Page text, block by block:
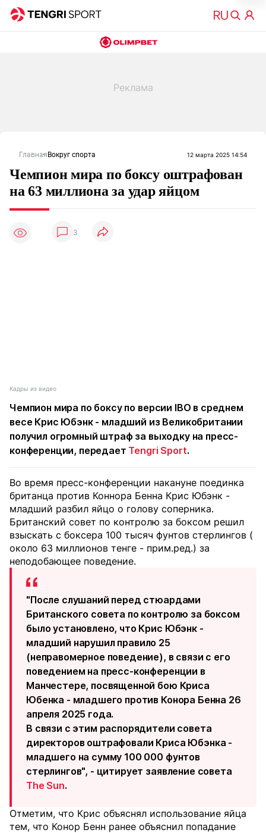
Главная Вокруг спорта 12 марта 2025 14:54
Чемпион мира по боксу оштрафован
на 63 миллиона за удар яйцом
3
Кадры из видео
Чемпион мира по боксу по версии IBO в среднем
весе Крис Юбэнк - младший из Великобритании
получил огромный штраф за выходку на пресс-
конференции, передает Tengri Sport.
Во время пресс-конференции накануне поединка
британца против Коннора Бенна Крис Юбэнк -
младший разбил яйцо о голову соперника.
Британский совет по контролю за боксом решил
взыскать с боксера 100 тысяч фунтов стерлингов (
около 63 миллионов тенге - прим.ред.) за
неподобающее поведение.
"После слушаний перед стюардами
Британского совета по контролю за боксом
было установлено, что Крис Юбэнк -
младший нарушил правило 25
(неправомерное поведение), в связи с его
поведением на пресс-конференции в
Манчестере, посвященной бою Криса
Юбенка - младшего против Конора Бенна 26
апреля 2025 года.
В связи с этим распорядители совета
директоров оштрафовали Криса Юбэнка -
младшего на сумму 100 000 фунтов
стерлингов", - цитирует заявление совета
The Sun.
Отметим, что Крис объяснял использование яйца
тем, что Конор Бенн ранее объяснил попадание